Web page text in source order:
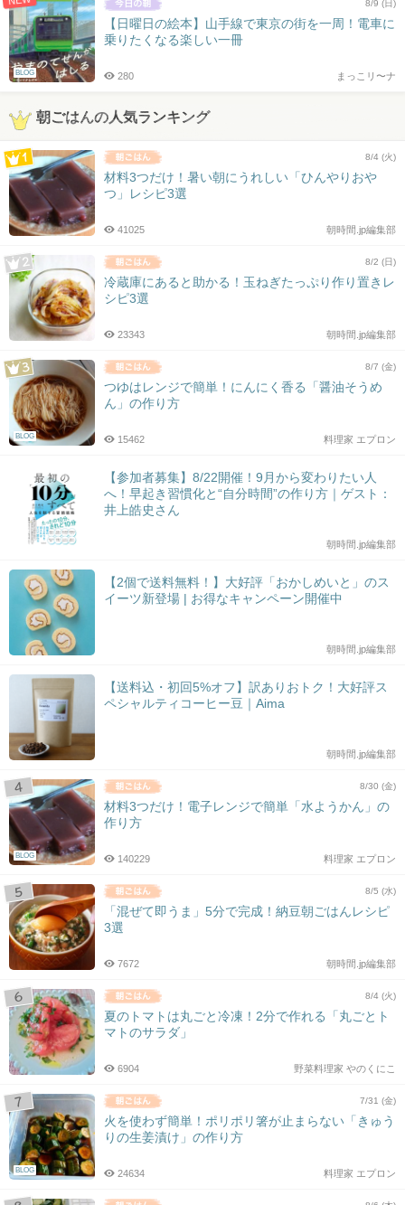
BLOG
8/9 (日)
【日曜日の絵本】山手線で東京の街を一周！電車に
乗りたくなる楽しい一冊
まっこリ〜ナ
280
朝ごはんの人気ランキング
8/4 (火)
材料3つだけ！暑い朝にうれしい「ひんやりおや
つ」レシピ3選
朝時間.jp編集部
41025
8/2 (日)
冷蔵庫にあると助かる！玉ねぎたっぷり作り置きレ
シピ3選
朝時間.jp編集部
23343
BLOG
8/7 (金)
つゆはレンジで簡単！にんにく香る「醤油そうめ
ん」の作り方
料理家 エプロン
15462
【参加者募集】8/22開催！9月から変わりたい人
へ！早起き習慣化と“自分時間”の作り方｜ゲスト：
井上皓史さん
朝時間.jp編集部
【2個で送料無料！】大好評「おかしめいと」のス
イーツ新登場 | お得なキャンペーン開催中
朝時間.jp編集部
【送料込・初回5%オフ】訳ありおトク！大好評ス
ペシャルティコーヒー豆｜Aima
朝時間.jp編集部
BLOG
8/30 (金)
材料3つだけ！電子レンジで簡単「水ようかん」の
作り方
料理家 エプロン
140229
8/5 (水)
「混ぜて即うま」5分で完成！納豆朝ごはんレシピ
3選
朝時間.jp編集部
7672
8/4 (火)
夏のトマトは丸ごと冷凍！2分で作れる「丸ごとト
マトのサラダ」
野菜料理家 やのくにこ
6904
BLOG
7/31 (金)
火を使わず簡単！ポリポリ箸が止まらない「きゅう
りの生姜漬け」の作り方
料理家 エプロン
24634